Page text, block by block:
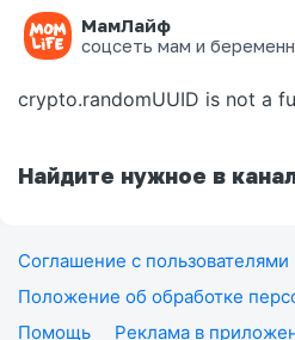
МамЛайф
соцсеть мам и
Ошибка на
crypto.randomUUID is not a
Найдите нужное в
Соглашение с пользователями
Положение об обработке
Помощь
Реклама в